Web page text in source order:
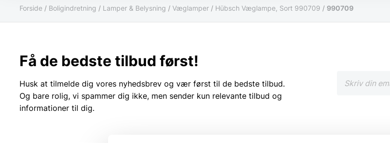
Forside / Boligindretning / Lamper & Belysning / Væglamper / Hübsch Væglampe, Sort 990709 / 990709
Få de bedste tilbud først!
Husk at tilmelde dig vores nyhedsbrev og vær først til de bedste tilbud.
Og bare rolig, vi spammer dig ikke, men sender kun relevante tilbud og
informationer til dig.